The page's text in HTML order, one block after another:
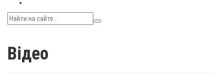
Відео